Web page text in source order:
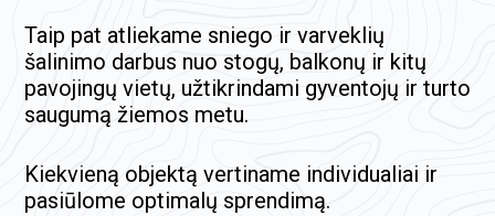
Taip pat atliekame sniego ir varveklių
šalinimo darbus nuo stogų, balkonų ir kitų
pavojingų vietų, užtikrindami gyventojų ir turto
saugumą žiemos metu.
Kiekvieną objektą vertiname individualiai ir
pasiūlome optimalų sprendimą.